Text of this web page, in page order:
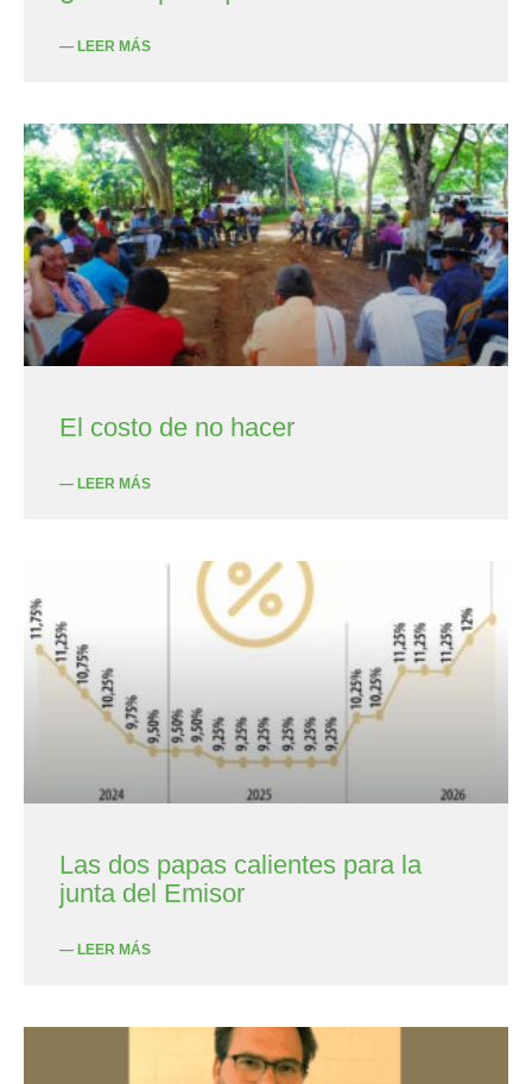
— LEER MÁS
El costo de no hacer
— LEER MÁS
Las dos papas calientes para la
junta del Emisor
— LEER MÁS